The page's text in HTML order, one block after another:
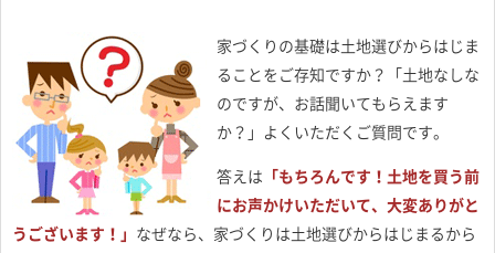
家づくりの基礎は土地選びからはじま
ることをご存知ですか？「土地なしな
のですが、お話聞いてもらえます
か？」よくいただくご質問です。
答えは 「もちろんです！土地を買う前
にお声かけいただいて、大変ありがと
うございます！」 なぜなら、家づくりは土地選びからはじまるから